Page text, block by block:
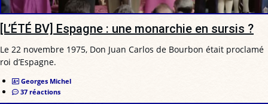
[L’ÉTÉ BV] Espagne : une monarchie en sursis ?
Le 22 novembre 1975, Don Juan Carlos de Bourbon était proclamé
roi d’Espagne.
Georges Michel
37 réactions